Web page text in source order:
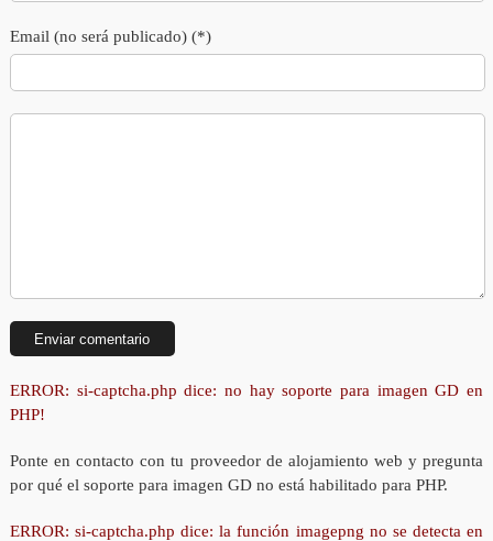
Email (no será publicado) (*)
ERROR: si-captcha.php dice: no hay soporte para imagen GD en
PHP!
Ponte en contacto con tu proveedor de alojamiento web y pregunta
por qué el soporte para imagen GD no está habilitado para PHP.
ERROR: si-captcha.php dice: la función imagepng no se detecta en